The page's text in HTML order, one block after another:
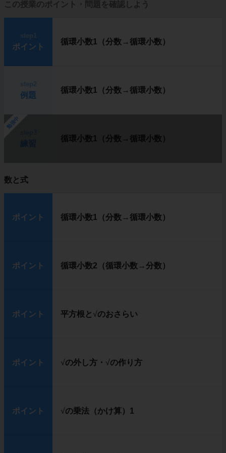
この授業のポイント・問題を確認しよう
ポイント
循環小数1（分数→循環小数）
例題
循環小数1（分数→循環小数）
勉強中
循環小数1（分数→循環小数）
数と式
ポイント 循環小数1（分数→循環小数）
ポイント 循環小数2（循環小数→分数）
ポイント 平方根と√のおさらい
ポイント √の外し方・ √の作り方
ポイント √の乗法（かけ算）1